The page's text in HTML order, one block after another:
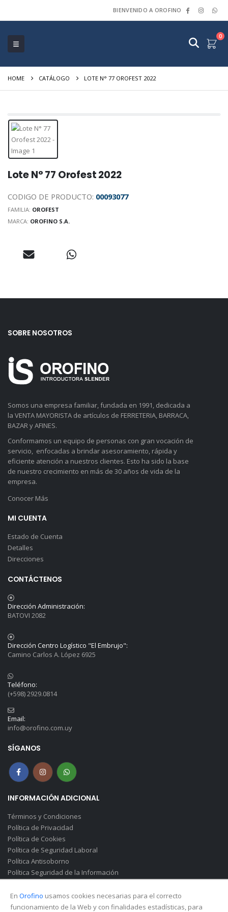
BIENVENIDO A OROFINO
0
HOME CATÁLOGO LOTE N° 77 OROFEST 2022
Lote N° 77 Orofest 2022
CODIGO DE PRODUCTO: 00093077
FAMILIA: OROFEST
MARCA: OROFINO S.A.
SOBRE NOSOTROS
Somos una empresa familiar, fundada en 1991, dedicada a
la VENTA MAYORISTA de artículos de FERRETERIA, BARRACA,
BAZAR y AFINES.
Conformamos un equipo de personas con gran vocación de
servicio, enfocadas a brindar asesoramiento, rápida y
eficiente atención a nuestros clientes. Esto ha sido la base
de nuestro crecimiento en más de 30 años de vida de la
empresa.
Conocer Más
MI CUENTA
Estado de Cuenta
Detalles
Direcciones
CONTÁCTENOS
Dirección Administración:
BATOVI 2082
Dirección Centro Logístico "El Embrujo":
Camino Carlos A. López 6925
Teléfono:
(+598) 2929.0814
Email:
info@orofino.com.uy
SÍGANOS
INFORMACIÓN ADICIONAL
Términos y Condiciones
Política de Privacidad
Política de Cookies
Política de Seguridad Laboral
Política Antisoborno
Política Seguridad de la Información
En Orofino usamos cookies necesarias para el correcto
funcionamiento de la Web y con finalidades estadísticas, para